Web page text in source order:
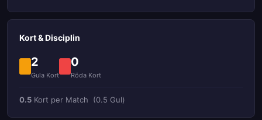
Kort & Disciplin
2
Gula Kort
0
Röda Kort
0.5 Kort per Match (0.5 Gul)